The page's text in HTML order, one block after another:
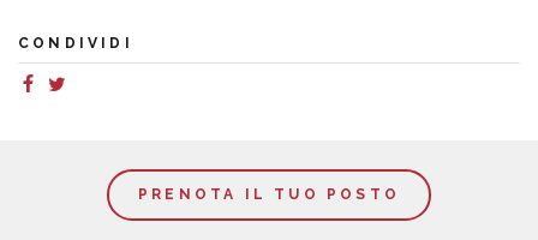
CONDIVIDI
PRENOTA IL TUO POSTO